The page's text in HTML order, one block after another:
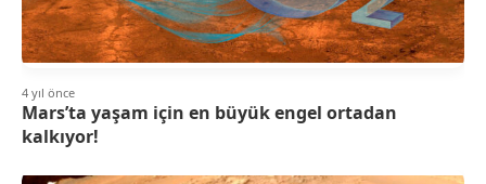
4 yıl önce
Mars’ta yaşam için en büyük engel ortadan
kalkıyor!